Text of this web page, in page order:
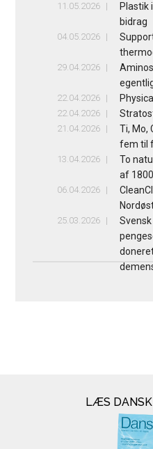
11.05.2026
Plastik
bidrag
04.05.2026
29.04.2026
22.04.2026
22.04.2026
21.04.2026
Ti, Mo,
fem til
13.04.2026
To
af
06.04.2026
25.03.2026
LÆS DANSK